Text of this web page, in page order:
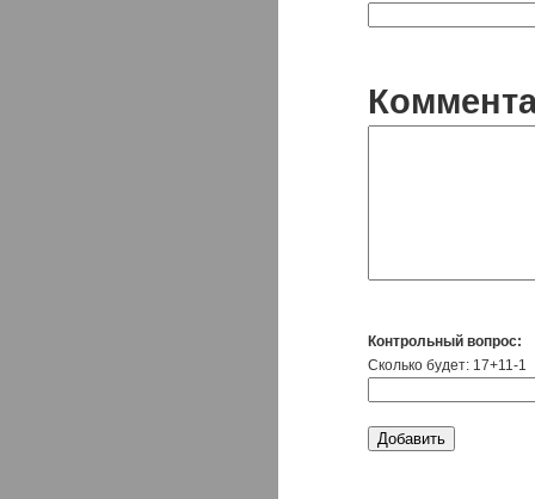
Контрольный вопрос:
Сколько будет: 17+11-1